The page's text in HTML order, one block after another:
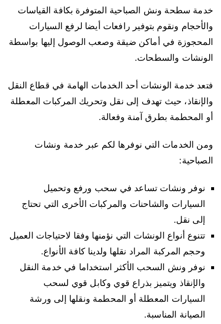
خدمة سطحة ونش الصباحية المتوفرة بكافة القياسات
والأحجام ونقوم بتوفير رافعات أيضا لرفع السيارات
المحجوزة في أماكن ضيقة وصعب الوصول إليها بواسطة
الونشات والسطحات.
فتعد خدمة الونشات أحد الخدمات الهامة في قطاع النقل
والإنقاذ، حيث تهدف إلى نقل وتحريك المركبات المعطلة
أو المحطمة بطرق آمنة وفعالة.
ومن الخدمات التي نوفرها لكم عبر خدمة ونشات
الصباحية:
نوفر ونشات تساعد في سحب ورفع وتحميل
السيارات والشاحنات والمركبات الأخرى التي تحتاج
إلى نقل.
تتنوع أنواع الونشات التي نؤمنها وفقا لاحتياجات العميل
وحجم المركبة المراد نقلها ولدينا كافة الأنواع.
نوفر ونش السحب الأكثر استخداما في خدمة النقل
والإنقاذ ويتميز بذراع قوي وكابل قوي لسحب
السيارات المعطلة أو المحطمة ونقلها إلى ورشة
الصيانة المناسبة.